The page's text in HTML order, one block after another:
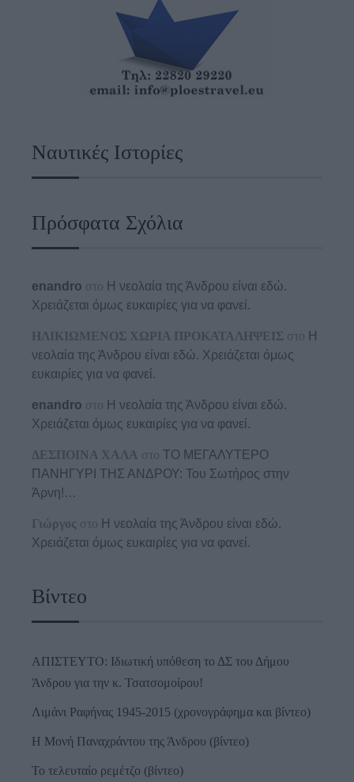
Ναυτικές Ιστορίες
Πρόσφατα Σχόλια
enandro στο Η νεολαία της Άνδρου είναι εδώ.
Χρειάζεται όμως ευκαιρίες για να φανεί.
ΗΛΙΚΙΩΜΕΝΟΣ ΧΩΡΙΑ ΠΡΟΚΑΤΑΛΗΨΕΙΣ στο Η
νεολαία της Άνδρου είναι εδώ. Χρειάζεται όμως
ευκαιρίες για να φανεί.
enandro στο Η νεολαία της Άνδρου είναι εδώ.
Χρειάζεται όμως ευκαιρίες για να φανεί.
ΔΕΣΠΟΙΝΑ ΧΑΛΑ στο ΤΟ ΜΕΓΑΛΥΤΕΡΟ
ΠΑΝΗΓΥΡΙ ΤΗΣ ΑΝΔΡΟΥ: Του Σωτήρος στην
Άρνη!…
Γιώργος στο Η νεολαία της Άνδρου είναι εδώ.
Χρειάζεται όμως ευκαιρίες για να φανεί.
Βίντεο
ΑΠΙΣΤΕΥΤΟ: Ιδιωτική υπόθεση το ΔΣ του Δήμου
Άνδρου για την κ. Τσατσομοίρου!
Λιμάνι Ραφήνας 1945-2015 (χρονογράφημα και βίντεο)
Η Μονή Παναχράντου της Άνδρου (βίντεο)
Το τελευταίο ρεμέτζο (βίντεο)